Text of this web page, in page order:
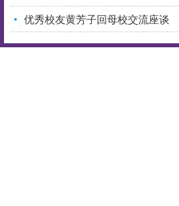
国…优秀校友黄芳子回母校交流座谈